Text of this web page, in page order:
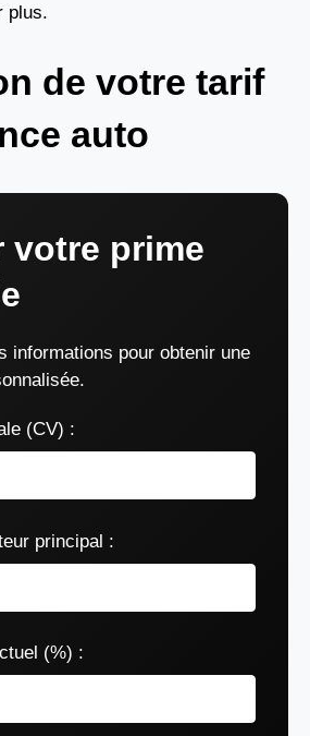
plus.
de votre tarif
auto
votre prime
informations pour obtenir une
(CV) :
principal :
(%) :